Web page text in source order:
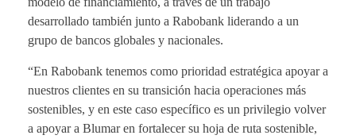
desarrollado también junto a Rabobank liderando a un
grupo de bancos globales y nacionales.
“En Rabobank tenemos como prioridad estratégica apoyar a
nuestros clientes en su transición hacia operaciones más
sostenibles, y en este caso específico es un privilegio volver
a apoyar a Blumar en fortalecer su hoja de ruta sostenible,